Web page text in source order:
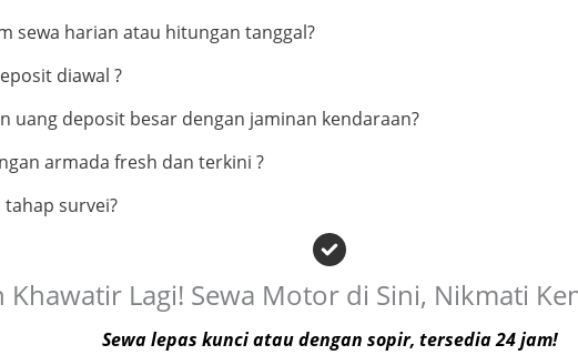
sewa harian atau hitungan tanggal?
diawal ?
uang deposit besar dengan jaminan kendaraan?
armada fresh dan terkini ?
survei?
Khawatir Lagi! Sewa Motor di Sini, Nikmati
Sewa lepas kunci atau dengan sopir, tersedia 24 jam!